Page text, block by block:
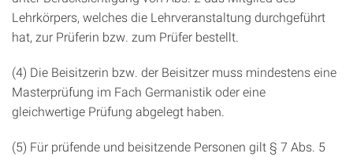
Lehrkörpers, welches die Lehrveranstaltung durchgeführt
hat, zur Prüferin bzw. zum Prüfer bestellt.
(4) Die Beisitzerin bzw. der Beisitzer muss mindestens eine
Masterprüfung im Fach Germanistik oder eine
gleichwertige Prüfung abgelegt haben.
(5) Für prüfende und beisitzende Personen gilt § 7 Abs. 5